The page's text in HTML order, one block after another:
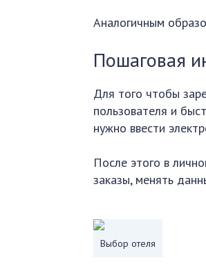
Аналогичным
Пошаговая
Для того чтобы
пользователя и
нужно ввести
После этого в
заказы, менять
Выбор отеля